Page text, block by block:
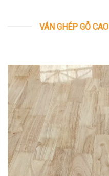
VÁN GHÉP GỖ